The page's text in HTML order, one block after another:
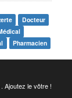
Docteur
Pharmacien
Ajoutez le vôtre !